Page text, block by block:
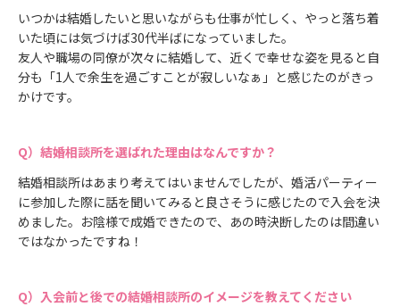
いつかは結婚したいと思いながらも仕事が忙しく、やっと落ち着
いた頃には気づけば30代半ばになっていました。
友人や職場の同僚が次々に結婚して、近くで幸せな姿を見ると自
分も「1人で余生を過ごすことが寂しいなぁ」と感じたのがきっ
かけです。
結婚相談所を選ばれた理由はなんですか？
結婚相談所はあまり考えてはいませんでしたが、婚活パーティー
に参加した際に話を聞いてみると良さそうに感じたので入会を決
めました。お陰様で成婚できたので、あの時決断したのは間違い
ではなかったですね！
入会前と後での結婚相談所のイメージを教えてください